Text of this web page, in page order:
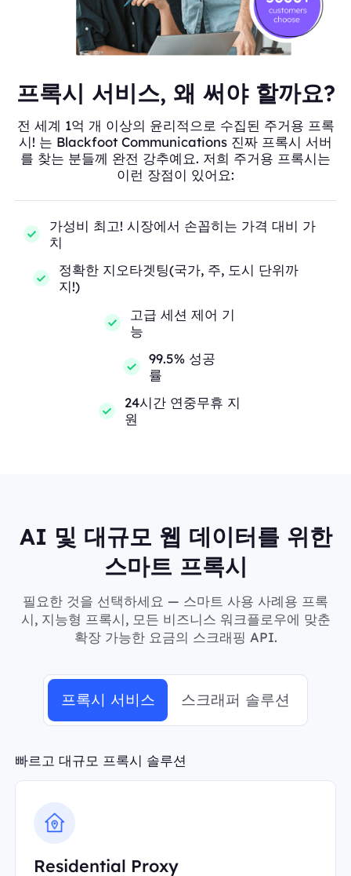
프록시 서비스, 왜 써야 할까요?
전 세계 1억 개 이상의 윤리적으로 수집된 주거용 프록
시! 는 Blackfoot Communications 진짜 프록시 서버
를 찾는 분들께 완전 강추예요. 저희 주거용 프록시는
이런 장점이 있어요:
가성비 최고! 시장에서 손꼽히는 가격 대비 가
치
정확한 지오타겟팅(국가, 주, 도시 단위까
지!)
고급 세션 제어 기
능
99.5% 성공
률
24시간 연중무휴 지
원
AI 및 대규모 웹 데이터를 위한
스마트 프록시
필요한 것을 선택하세요 — 스마트 사용 사례용 프록
시, 지능형 프록시, 모든 비즈니스 워크플로우에 맞춘
확장 가능한 요금의 스크래핑 API.
프록시 서비스 스크래퍼 솔루션
빠르고 대규모 프록시 솔루션
Residential Proxy